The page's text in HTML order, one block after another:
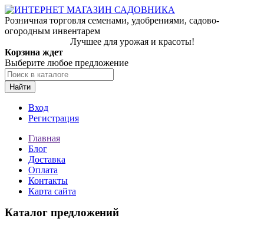
Розничная торговля семенами, удобрениями, садово-
огородным инвентарем
Лучшее для урожая и красоты!
Корзина ждет
Выберите любое предложение
Найти
Вход
Регистрация
Главная
Блог
Доставка
Оплата
Контакты
Карта сайта
Каталог предложений